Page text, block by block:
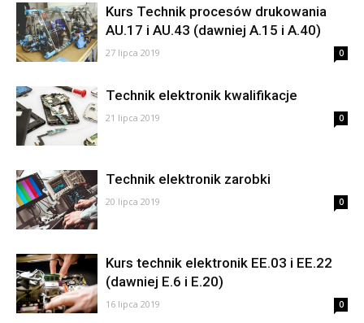
Aktualności
Kurs Technik procesów drukowania
AU.17 i AU.43 (dawniej A.15 i A.40)
27 lipca 2019 0
Technik elektronik kwalifikacje
21 lipca 2019 0
Technik elektronik zarobki
20 lipca 2019 0
Kurs technik elektronik EE.03 i EE.22
(dawniej E.6 i E.20)
16 lipca 2019 0